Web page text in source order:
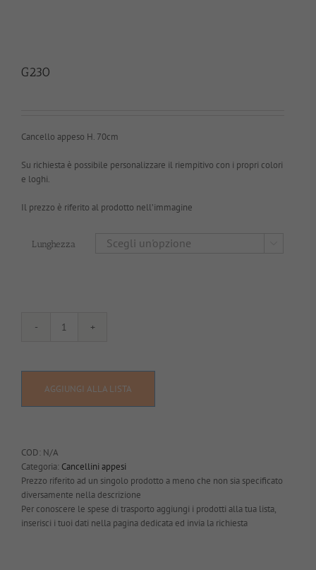
G230
Cancello appeso H. 70cm
Su richiesta è possibile personalizzare il riempitivo con i propri colori
e loghi.
Il prezzo è riferito al prodotto nell’immagine
Lunghezza
G230
AGGIUNGI ALLA LISTA
COD: N/A
Categoria: Cancellini appesi
Prezzo riferito ad un singolo prodotto a meno che non sia specificato
diversamente nella descrizione
Per conoscere le spese di trasporto aggiungi i prodotti alla tua lista,
inserisci i tuoi dati nella pagina dedicata ed invia la richiesta